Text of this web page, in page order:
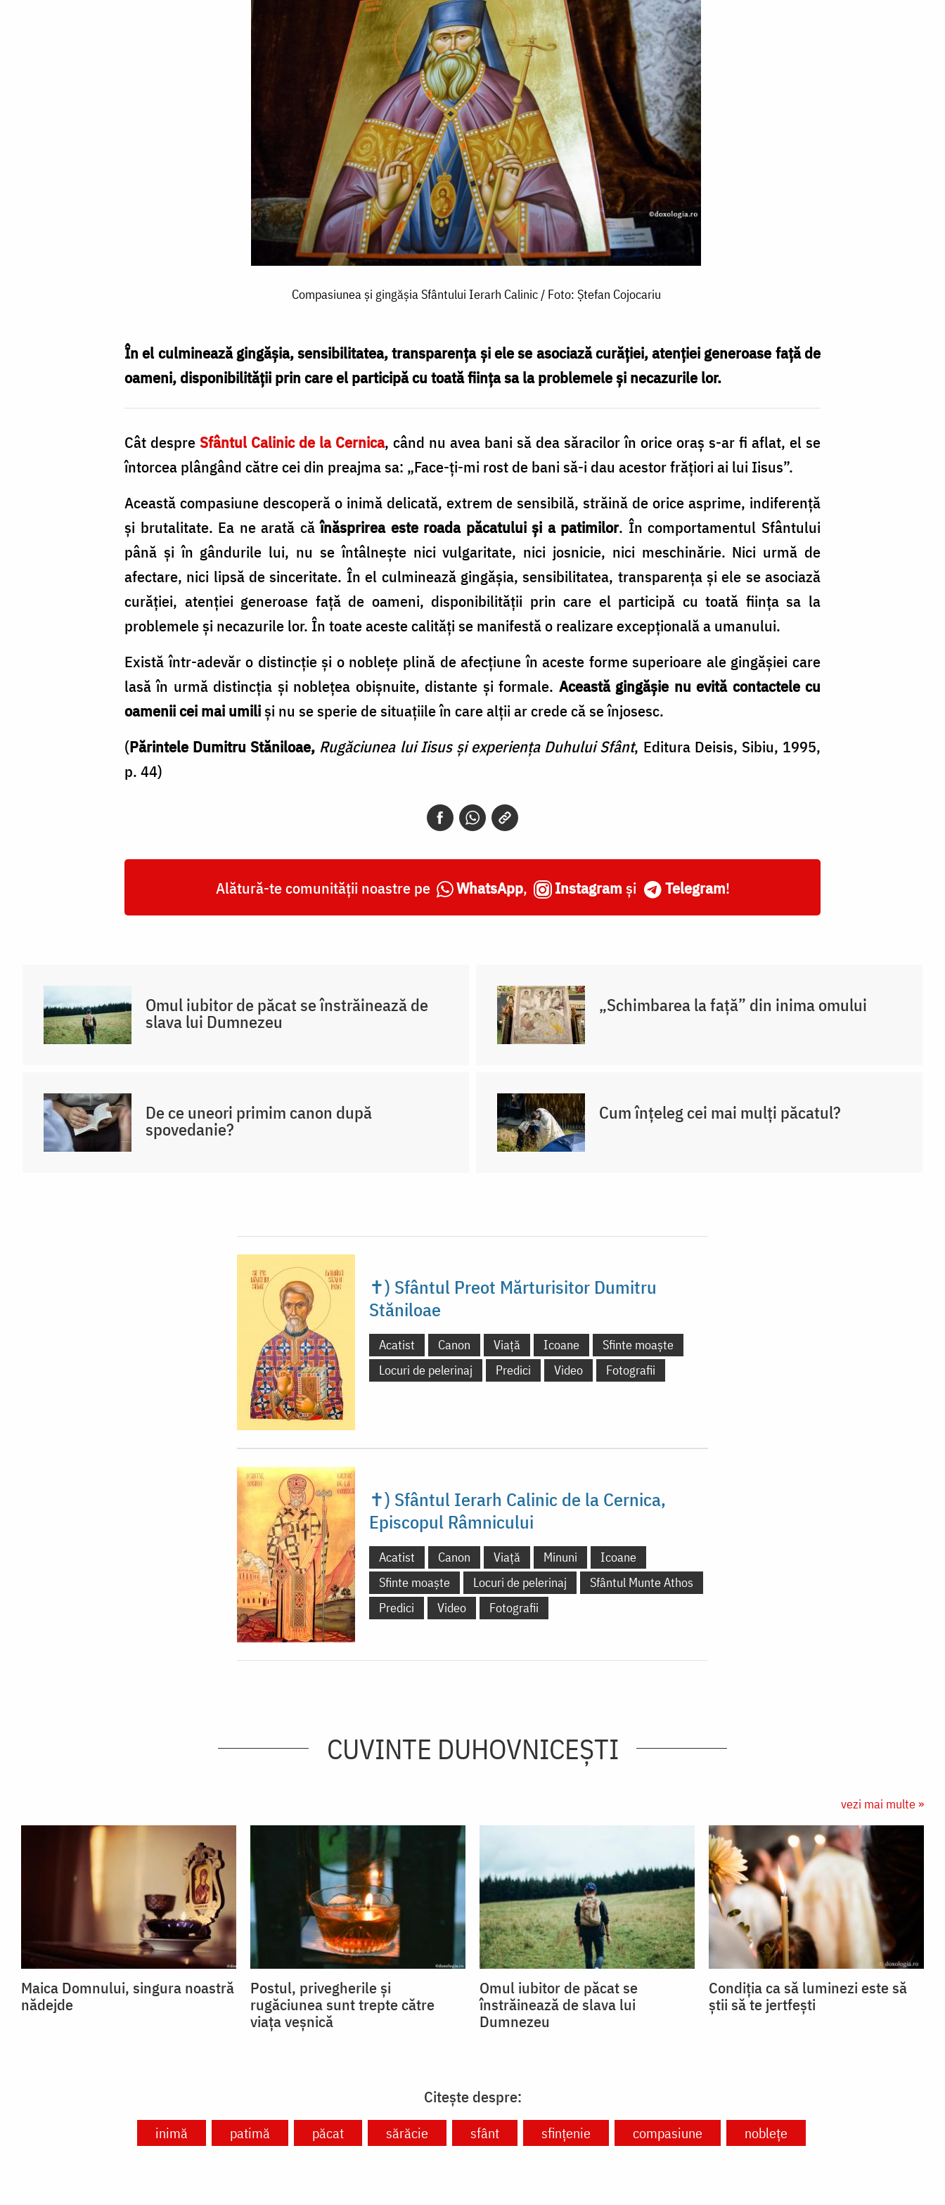
Compasiunea și gingășia Sfântului Ierarh Calinic / Foto: Ștefan Cojocariu
În el culminează gingășia, sensibilitatea, transparența și ele se asociază curăției, atenției generoase față de
oameni, disponibilității prin care el participă cu toată ființa sa la problemele și necazurile lor.
Cât despre Sfântul Calinic de la Cernica, când nu avea bani să dea săracilor în orice oraș s-ar fi aflat, el se
întorcea plângând către cei din preajma sa: „Face-ți-mi rost de bani să-i dau acestor frățiori ai lui Iisus”.
Această compasiune descoperă o inimă delicată, extrem de sensibilă, străină de orice asprime, indiferență
și brutalitate. Ea ne arată căînăsprirea este roada păcatului și a patimilor. În comportamentul Sfântului
până și în gândurile lui, nu se întâlnește nici vulgaritate, nici josnicie, nici meschinărie. Nici urmă de
afectare, nici lipsă de sinceritate. În el culminează gingășia, sensibilitatea, transparența și ele se asociază
curăției, atenției generoase față de oameni, disponibilității prin care el participă cu toată ființa sa la
problemele și necazurile lor. În toate aceste calități se manifestă o realizare excepțională a umanului.
Există într-adevăr o distincție și o noblețe plină de afecțiune în aceste forme superioare ale gingășiei care
lasă în urmă distincția și noblețea obișnuite, distante și formale. Această gingășie nu evită contactele cu
oamenii cei mai umili și nu se sperie de situațiile în care alții ar crede că se înjosesc.
(Părintele Dumitru Stăniloae, Rugăciunea lui Iisus și experiența Duhului Sfânt, Editura Deisis, Sibiu, 1995,
p. 44)
Alătură-te comunității noastre pe WhatsApp, Instagram și Telegram!
Omul iubitor de păcat se înstrăinează de
slava lui Dumnezeu
„Schimbarea la față” din inima omului
De ce uneori primim canon după
spovedanie?
Cum înțeleg cei mai mulți păcatul?
✝) Sfântul Preot Mărturisitor Dumitru
Stăniloae
Acatist Canon Viață Icoane
Sfinte moaște
Locuri de pelerinaj
Predici Video Fotografii
✝) Sfântul Ierarh Calinic de la Cernica,
Episcopul Râmnicului
Acatist Canon Viață Minuni
Icoane
Sfinte moaște
Locuri de pelerinaj
Sfântul Munte Athos
Predici
Video Fotografii
CUVINTE DUHOVNICEȘTI
vezi mai multe »
Maica Domnului, singura noastră
nădejde
Postul, privegherile și
rugăciunea sunt trepte către
viața veșnică
Omul iubitor de păcat se
înstrăinează de slava lui
Dumnezeu
Condiția ca să luminezi este să
știi să te jertfești
Citește despre:
inimă patimă păcat sărăcie sfânt sfințenie compasiune noblețe